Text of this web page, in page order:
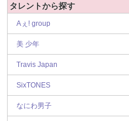
タレントから探す
Aぇ! group
美 少年
Travis Japan
SixTONES
なにわ男子